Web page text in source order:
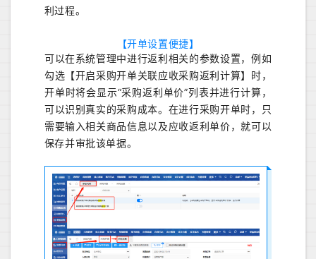
利过程。
【开单设置便捷】
可以在系统管理中进行返利相关的参数设置，例如
勾选【开启采购开单关联应收采购返利计算】时，
开单时将会显示“采购返利单价”列表并进行计算，
可以识别真实的采购成本。在进行采购开单时，只
需要输入相关商品信息以及应收返利单价，就可以
保存并审批该单据。